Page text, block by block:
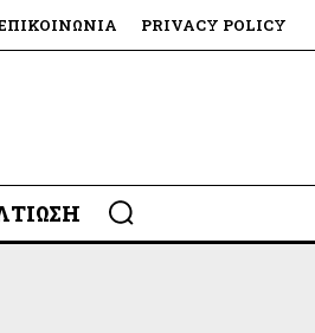
PRIVACY POLICY